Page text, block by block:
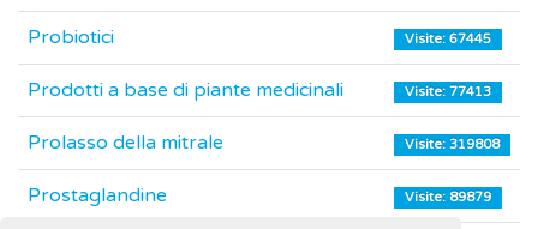
Probiotici Visite: 67445
Prodotti a base di piante medicinali Visite: 77413
Prolasso della mitrale Visite: 319808
Prostaglandine Visite: 89879